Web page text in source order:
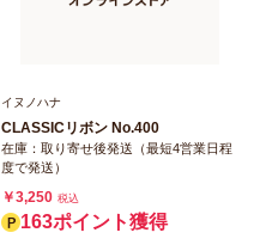
イヌノハナ
CLASSICリボン No.400
在庫：取り寄せ後発送（最短4営業日程
度で発送）
￥3,250 税込
163ポイント獲得